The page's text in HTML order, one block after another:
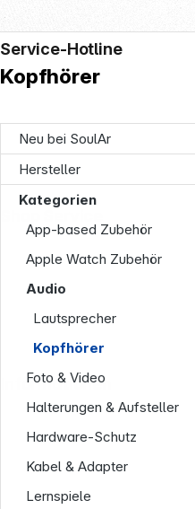
Kopfhörer
Neu bei SoulAr
Hersteller
Kategorien
App-based Zubehör
Apple Watch Zubehör
Audio
Lautsprecher
Kopfhörer
Foto & Video
Halterungen & Aufsteller
Hardware-Schutz
Kabel & Adapter
Lernspiele
Service-Hotline
Informationen